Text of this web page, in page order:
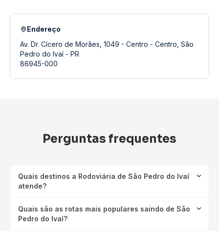
Endereço
Av. Dr. Cícero de Morães, 1049 - Centro - Centro, São
Pedro do Ivaí - PR
86945-000
Perguntas frequentes
Quais destinos a Rodoviária de São Pedro do Ivaí
atende?
Quais são as rotas mais populares saindo de São
Pedro do Ivaí?